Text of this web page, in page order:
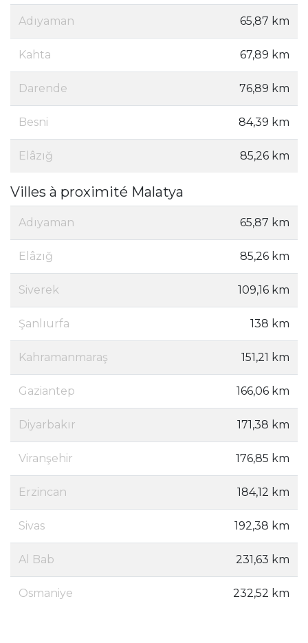
Adıyaman 65,87 km
Kahta 67,89 km
Darende 76,89 km
Besni 84,39 km
Elâzığ 85,26 km
Villes à proximité Malatya
Adıyaman 65,87 km
Elâzığ 85,26 km
Siverek 109,16 km
Şanlıurfa 138 km
Kahramanmaraş 151,21 km
Gaziantep 166,06 km
Diyarbakır 171,38 km
Viranşehir 176,85 km
Erzincan 184,12 km
Sivas 192,38 km
Al Bab 231,63 km
Osmaniye 232,52 km